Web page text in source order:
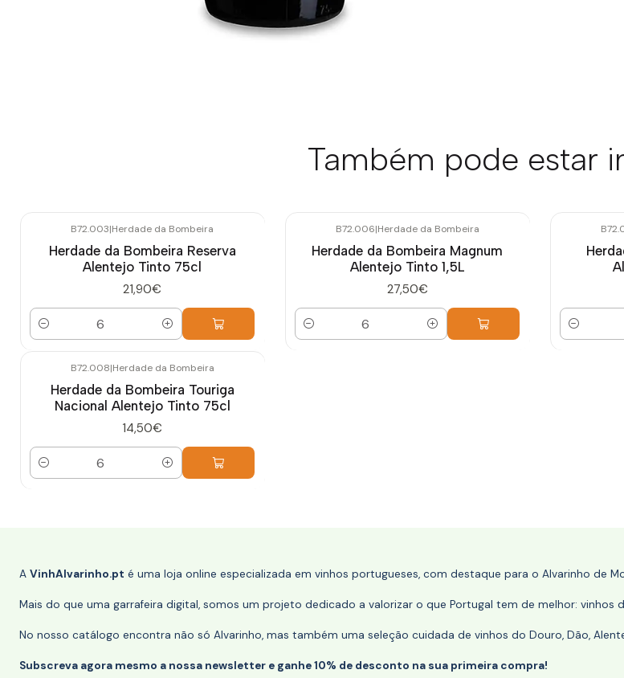
Também pode estar
B72.003|Herdade da Bombeira
Herdade da Bombeira Reserva
Alentejo Tinto 75cl
21,90€
Quantidade
B72.006|Herdade da Bombeira
Herdade da Bombeira Magnum
Alentejo Tinto 1,5L
27,50€
Quantidade Quantidade
B72.008|Herdade da Bombeira
Herdade da Bombeira Touriga
Nacional Alentejo Tinto 75cl
14,50€
Quantidade
A VinhAlvarinho.pt é uma loja online especializada em vinhos portugueses, com destaque para o Alvarinho de
Mais do que uma garrafeira digital, somos um projeto dedicado a valorizar o que Portugal tem de melhor:
No nosso catálogo encontra não só Alvarinho, mas também uma seleção cuidada de vinhos do Douro, Dão,
Subscreva agora mesmo a nossa newsletter e ganhe 10% de desconto na sua primeira compra!